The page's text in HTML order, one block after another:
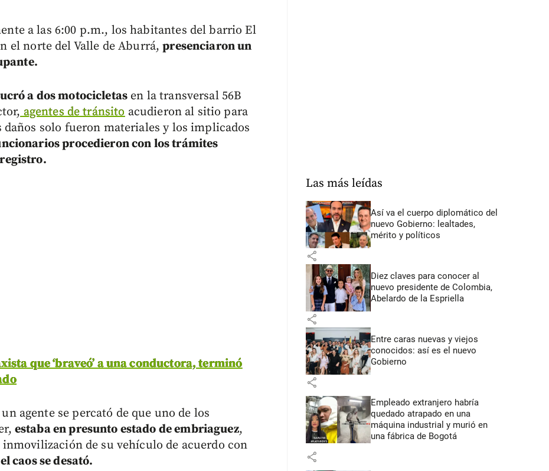
a las 6:00 p.m., los habitantes del barrio El
el norte del Valle de Aburrá,presenciaron un
a dos motocicletas en la transversal 56B
agentes de tránsitoacudieron al sitio para
solo fueron materiales y los implicados
procedieron con los trámites
que ‘braveó’ a una conductora, terminó
agente se percató de que uno de los
estaba en presunto estado de embriaguez,
de su vehículo de acuerdo con
caos se desató.
Las más leídas
Así va el cuerpo diplomático del
nuevo Gobierno: lealtades,
mérito y políticos
share
Diez claves para conocer al
nuevo presidente de Colombia,
Abelardo de la Espriella
share
Entre caras nuevas y viejos
conocidos: así es el nuevo
Gobierno
share
Empleado extranjero habría
quedado atrapado en una
máquina industrial y murió en
una fábrica de Bogotá
share